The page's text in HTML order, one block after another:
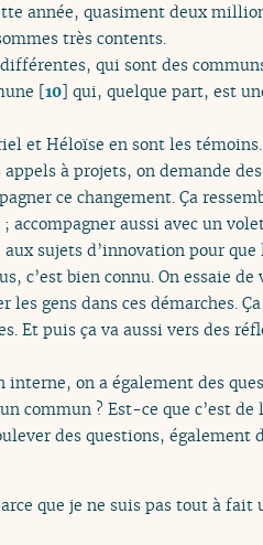
année, quasiment deux
très contents.
qui sont des
[10] qui, quelque part, est
et Héloïse en sont les témoins.
à projets, on demande
ce changement. Ça
accompagner aussi avec un
sujets d’innovation pour que
c’est bien connu. On essaie de
gens dans ces démarches.
Et puis ça va aussi vers des
interne, on a également des
commun ? Est-ce que c’est de
des questions, également
que je ne suis pas tout à fait